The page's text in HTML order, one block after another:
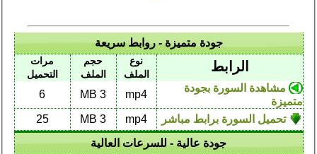
جودة متميزة - روابط سريعة
الرابط
نوع
الملف
حجم
الملف
مرات
التحميل
مشاهدة السورة بجودة
متميزة
mp4
3 MB
6
تحميل السورة برابط مباشر mp4
3 MB
25
جودة عالية - للسرعات العالية